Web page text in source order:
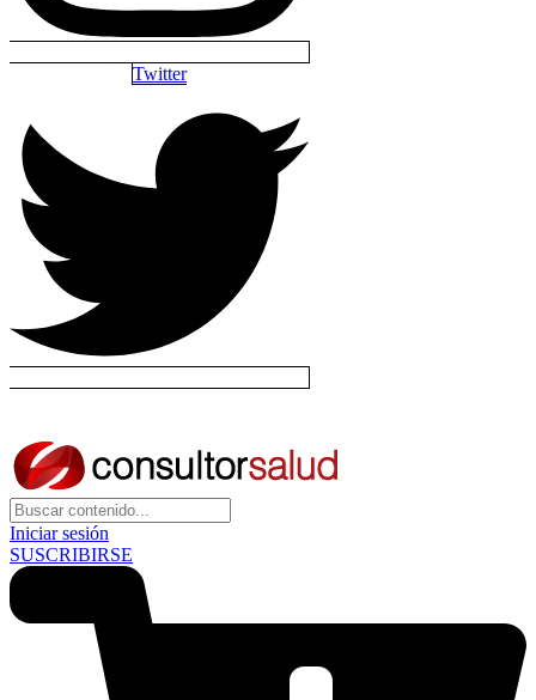
Twitter
Iniciar sesión
SUSCRIBIRSE